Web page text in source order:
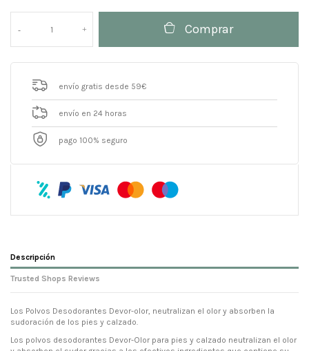
Comprar
envío gratis desde 59€
envío en 24 horas
pago 100% seguro
Descripción
Trusted Shops Reviews
Los Polvos Desodorantes Devor-olor, neutralizan el olor y absorben la
sudoración de los pies y calzado.
Los polvos desodorantes Devor-Olor para pies y calzado neutralizan el olor